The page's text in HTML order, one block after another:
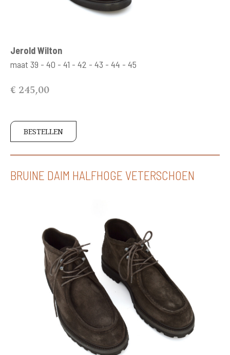
Jerold Wilton
maat 39 - 40 - 41 - 42 - 43 - 44 - 45
€ 245,00
BESTELLEN
BRUINE DAIM HALFHOGE VETERSCHOEN